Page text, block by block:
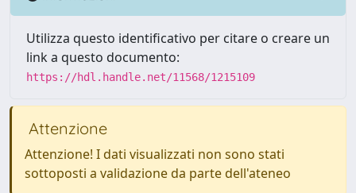
Utilizza questo identificativo per citare o creare un
link a questo documento:
https://hdl.handle.net/11568/1215109
Attenzione
Attenzione! I dati visualizzati non sono stati
sottoposti a validazione da parte dell'ateneo